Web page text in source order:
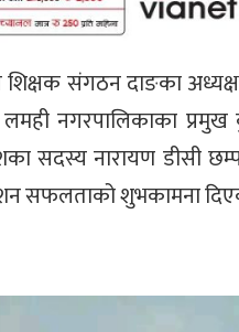
शिक्षक संगठन दाङका
नगरपालिकाका
सदस्य नारायण डीसी
सफलताको शुभकामना